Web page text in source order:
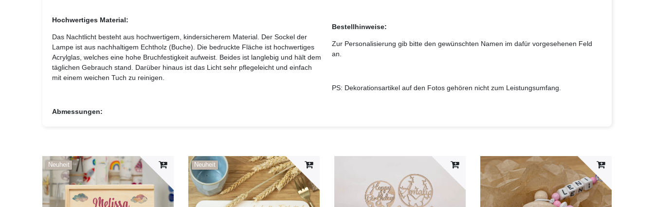
Hochwertiges Material:
Das Nachtlicht besteht aus hochwertigem, kindersicherem Material. Der Sockel der
Lampe ist aus nachhaltigem Echtholz (Buche). Die bedruckte Fläche ist hochwertiges
Acrylglas, welches eine hohe Bruchfestigkeit aufweist. Beides ist langlebig und hält dem
täglichen Gebrauch stand. Darüber hinaus ist das Licht sehr pflegeleicht und einfach
mit einem weichen Tuch zu reinigen.
Abmessungen:
Bestellhinweise:
Zur Personalisierung gib bitte den gewünschten Namen im dafür vorgesehenen Feld
an.
PS: Dekorationsartikel auf den Fotos gehören nicht zum Leistungsumfang.
Neuheit Neuheit